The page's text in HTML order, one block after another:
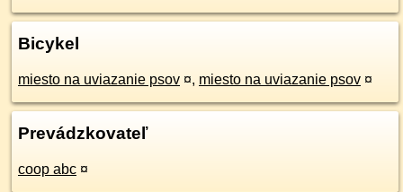
Bicykel
miesto na uviazanie psov ¤, miesto na uviazanie psov ¤
Prevádzkovateľ
coop abc ¤